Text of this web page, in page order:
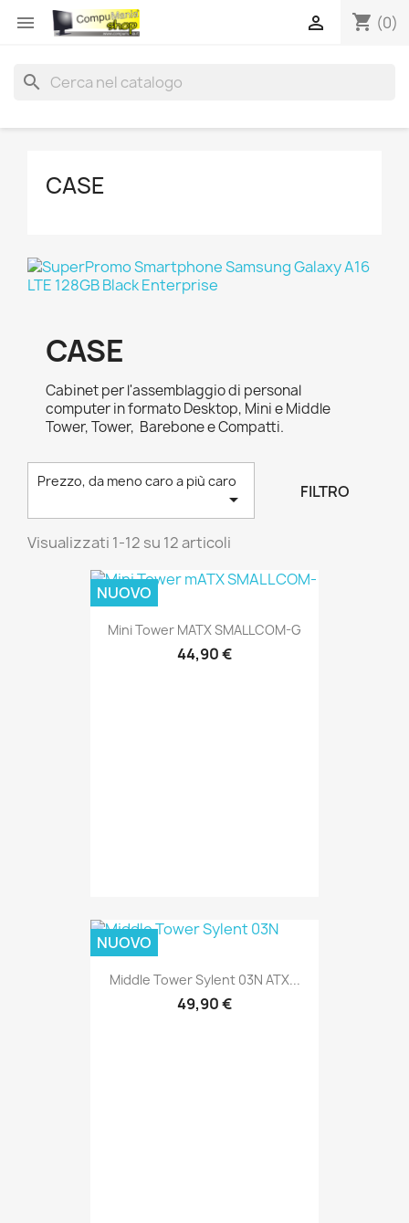
 shopping_cart (0)

search
CASE
CASE
Cabinet per l'assemblaggio di personal
computer in formato Desktop, Mini e Middle
Tower, Tower, Barebone e Compatti.
Prezzo, da meno caro a più caro
 FILTRO
Visualizzati 1-12 su 12 articoli
Mini Tower MATX SMALLCOM-G
44,90 €
NUOVO
Middle Tower Sylent 03N ATX...
49,90 €
NUOVO